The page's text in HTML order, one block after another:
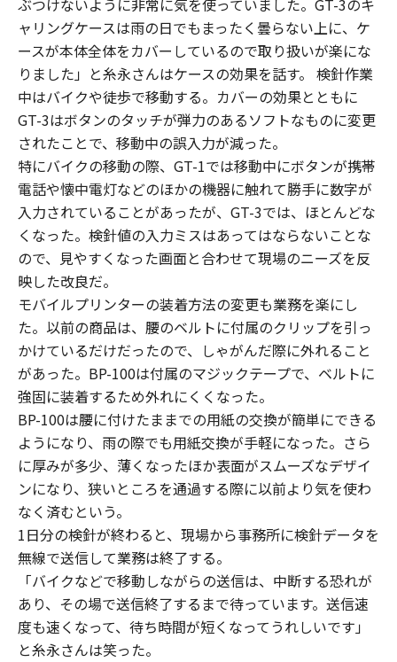
ャリングケースは雨の日でもまったく曇らない上に、ケ
ースが本体全体をカバーしているので取り扱いが楽にな
りました」と糸永さんはケースの効果を話す。 検針作業
中はバイクや徒歩で移動する。カバーの効果とともに
GT-3はボタンのタッチが弾力のあるソフトなものに変更
されたことで、移動中の誤入力が減った。
特にバイクの移動の際、GT-1では移動中にボタンが携帯
電話や懐中電灯などのほかの機器に触れて勝手に数字が
入力されていることがあったが、GT-3では、ほとんどな
くなった。検針値の入力ミスはあってはならないことな
ので、見やすくなった画面と合わせて現場のニーズを反
映した改良だ。
モバイルプリンターの装着方法の変更も業務を楽にし
た。以前の商品は、腰のベルトに付属のクリップを引っ
かけているだけだったので、しゃがんだ際に外れること
があった。BP-100は付属のマジックテープで、ベルトに
強固に装着するため外れにくくなった。
BP-100は腰に付けたままでの用紙の交換が簡単にできる
ようになり、雨の際でも用紙交換が手軽になった。さら
に厚みが多少、薄くなったほか表面がスムーズなデザイ
ンになり、狭いところを通過する際に以前より気を使わ
なく済むという。
1日分の検針が終わると、現場から事務所に検針データを
無線で送信して業務は終了する。
「バイクなどで移動しながらの送信は、中断する恐れが
あり、その場で送信終了するまで待っています。送信速
度も速くなって、待ち時間が短くなってうれしいです」
と糸永さんは笑った。